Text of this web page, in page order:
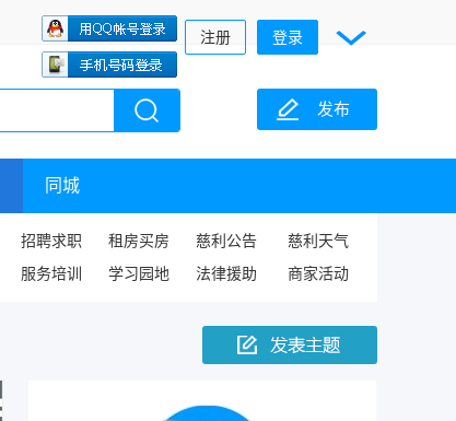
注册 登录
发布
同城
招聘求职 租房买房 慈利公告
慈利天气
服务培训
学习园地 法律援助 商家活动